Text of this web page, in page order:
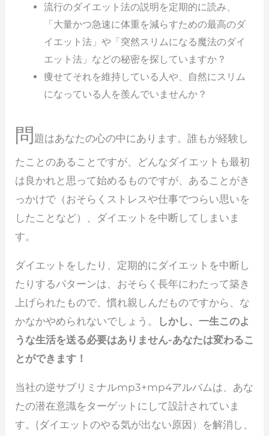
流行のダイエット法の説明を定期的に読み、
「大量かつ急速に体重を減らすための最高のダ
イエット法」や「突然スリムになる魔法のダイ
エット法」などの秘密を探していますか？
痩せてそれを維持している人や、自然にスリム
になっている人を羨んでいませんか？
問題はあなたの心の中にあります。誰もが経験し
たことのあることですが、どんなダイエットも最初
は良かれと思って始めるものですが、あることがき
っかけで（おそらくストレスや仕事でつらい思いを
したことなど）、ダイエットを中断してしまいま
す。
ダイエットをしたり、定期的にダイエットを中断し
たりするパターンは、おそらく長年にわたって築き
上げられたもので、慣れ親しんだものですから、な
かなかやめられないでしょう。
しかし、一生このよ
うな生活を送る必要はありません-あなたは変わるこ
とができます！
当社の逆サブリミナルmp3+mp4アルバムは、あな
たの潜在意識をターゲットにして設計されていま
す。(ダイエットのやる気が出ない原因）を解消し、